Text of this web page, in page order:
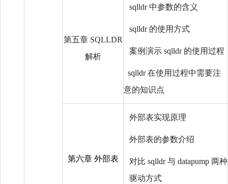
第五章 SQLLDR
解析
sqlldr 中参数的含义
sqlldr 的使用方式
案例演示 sqlldr 的使用过程
sqlldr 在使用过程中需要注
意的知识点
第六章 外部表
外部表实现原理
外部表的参数介绍
对比 sqlldr 与 datapump 两种
驱动方式